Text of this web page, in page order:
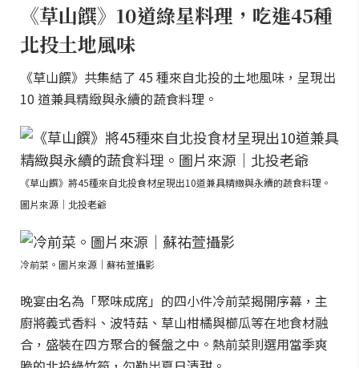
《草山饌》10道綠星料理，吃進45種
北投土地風味
《草山饌》共集結了 45 種來自北投的土地風味，呈現出
10 道兼具精緻與永續的蔬食料理。
《草山饌》將45種來自北投食材呈現出10道兼具精緻與永續的蔬食料理。
圖片來源｜北投老爺
冷前菜。圖片來源｜蘇祐萱攝影
晚宴由名為「聚味成席」的四小件冷前菜揭開序幕，主
廚將義式香料、波特菇、草山柑橘與櫛瓜等在地食材融
合，盛裝在四方聚合的餐盤之中。熱前菜則選用當季爽